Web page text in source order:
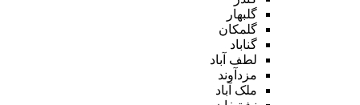
گلبهار
گلمکان
گناباد
لطف آباد
مزدآوند
ملک آباد